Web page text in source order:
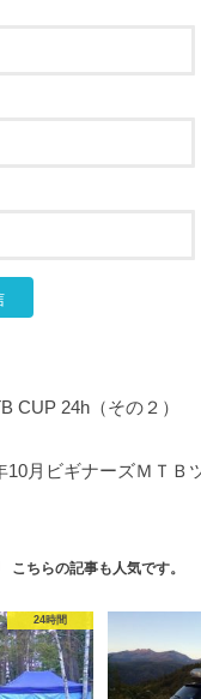
CUP 24h（その２）
10月ビギナーズＭＴＢ
こちらの記事も人気です。
24時間